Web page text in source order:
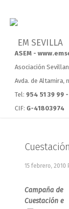
ASEM -
Asociación
Avda. de Altamira,
Tel: 954 51 39 99
CIF: G-41803974
15 febrero, 2010
Campaña de
Cuestación e